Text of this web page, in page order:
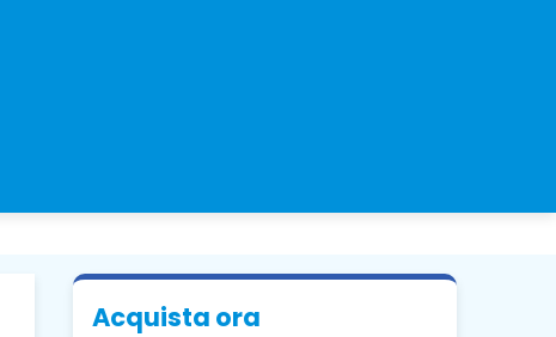
Acquista ora